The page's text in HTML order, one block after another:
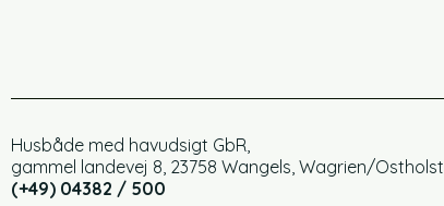
Husbåde med havudsigt GbR,
gammel landevej 8, 23758 Wangels, Wagrien/
(+49) 04382 / 500